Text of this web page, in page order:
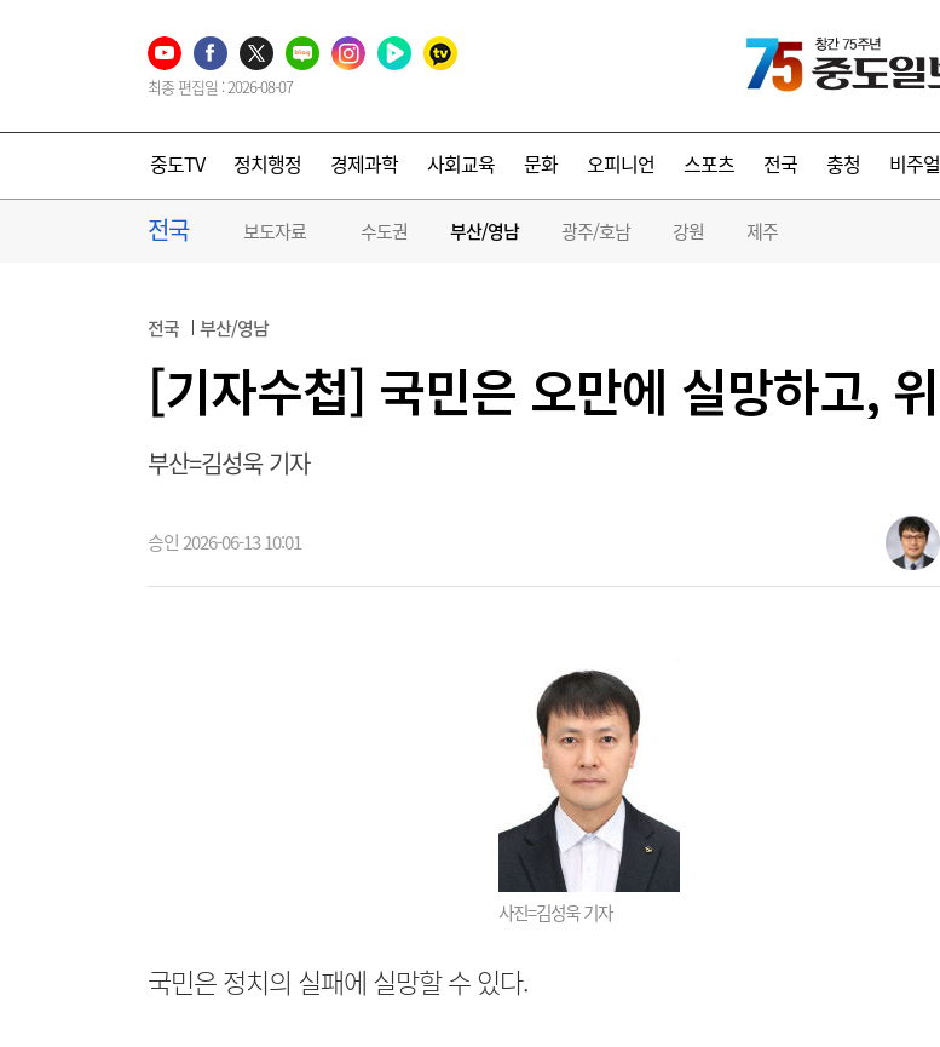
최종 편집일 : 2026-08-07
중도TV 정치행정 경제과학 사회교육 문화 오피니언 스포츠 전국 충청 비주얼
전국 보도자료 수도권 부산/영남 광주/호남 강원 제주
전국 부산/영남
[기자수첩] 국민은 오만에 실망하고,
부산=김성욱 기자
승인 2026-06-13 10:01
사진=김성욱 기자
국민은 정치의 실패에 실망할 수 있다.